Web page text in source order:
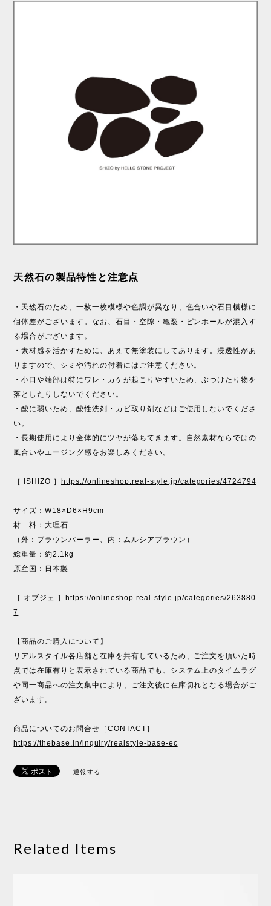
天然石の製品特性と注意点
・天然石のため、一枚一枚模様や色調が異なり、色合いや石目模様に
個体差がございます。なお、石目・空隙・亀裂・ピンホールが混入す
る場合がございます。
・素材感を活かすために、あえて無塗装にしてあります。浸透性があ
りますので、シミや汚れの付着にはご注意ください。
・小口や端部は特にワレ・カケが起こりやすいため、ぶつけたり物を
落としたりしないでください。
・酸に弱いため、酸性洗剤・カビ取り剤などはご使用しないでくださ
い。
・長期使用により全体的にツヤが落ちてきます。自然素材ならではの
風合いやエージング感をお楽しみください。
［ ISHIZO ］ https://onlineshop.real-style.jp/categories/4724794
サイズ：W18×D6×H9cm
材 料：大理石
（外：ブラウンパーラー、内：ムルシアブラウン）
総重量：約2.1kg
原産国：日本製
［ オブジェ ］
https://onlineshop.real-style.jp/categories/263880
7
【商品のご購入について】
リアルスタイル各店舗と在庫を共有しているため、ご注文を頂いた時
点では在庫有りと表示されている商品でも、システム上のタイムラグ
や同一商品への注文集中により、ご注文後に在庫切れとなる場合がご
ざいます。
商品についてのお問合せ［CONTACT］
https://thebase.in/inquiry/realstyle-base-ec
通報する
Related Items